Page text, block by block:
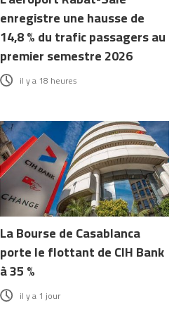
enregistre une hausse de
14,8 % du trafic passagers au
premier semestre 2026
il y a 18 heures
La Bourse de Casablanca
porte le flottant de CIH Bank
à 35 %
il y a 1 jour